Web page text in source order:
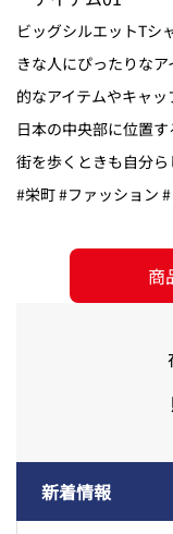
新着情報
ビッグシルエットTシ
きな人にぴったりな
的なアイテムやキャッ
日本の中央部に位置す
街を歩くときも自分ら
#栄町 #ファッション
商